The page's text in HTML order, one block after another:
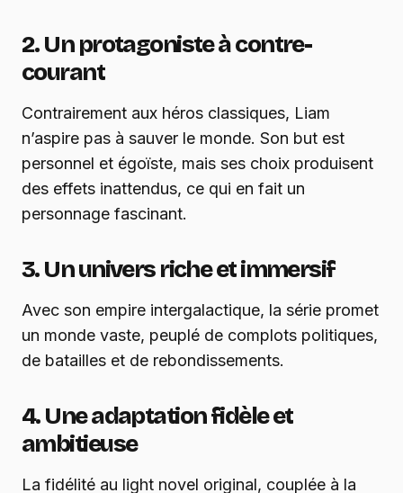
2. Un protagoniste à contre-
courant
Contrairement aux héros classiques, Liam
n’aspire pas à sauver le monde. Son but est
personnel et égoïste, mais ses choix produisent
des effets inattendus, ce qui en fait un
personnage fascinant.
3. Un univers riche et immersif
Avec son empire intergalactique, la série promet
un monde vaste, peuplé de complots politiques,
de batailles et de rebondissements.
4. Une adaptation fidèle et
ambitieuse
La fidélité au light novel original, couplée à la